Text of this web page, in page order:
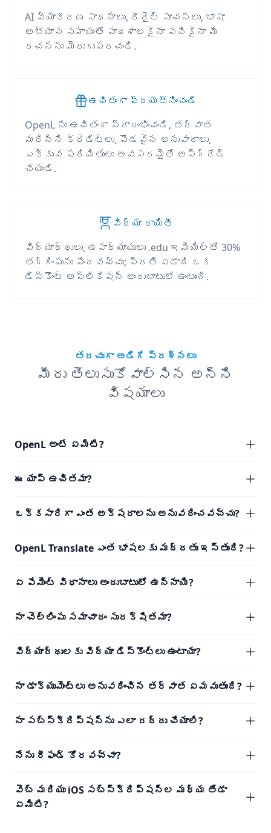
AI వ్యాకరణ సాధనాలు, రీరైట్ సూచనలు, భాషా
అభ్యాస సహాయంతో పాఠశాలకైనా పనికైనా మీ
రచనను మెరుగుపరచండి.
ఉచితంగా ప్రయత్నించండి
OpenL ను ఉచితంగా ప్రారంభించండి, తర్వాత
మరిన్ని క్రెడిట్లు, పొడవైన అనువాదాలు,
ఎక్కువ పరిమితులు అవసరమైతే అప్‌గ్రేడ్
చేయండి.
విద్యా రాయితీ
విద్యార్థులు, ఉపాధ్యాయులు .edu ఇమెయిల్‌తో 30%
తగ్గింపును పొందవచ్చు; ప్రతి ఏడాది ఒక
డిస్కౌంట్ అప్లికేషన్ అందుబాటులో ఉంటుంది.
తరచుగా అడిగే ప్రశ్నలు
మీరు తెలుసుకోవాల్సిన అన్ని
విషయాలు
OpenL అంటే ఏమిటి?
ఈ యాప్ ఉచితమా?
ఒక్కసారిగా ఎంత అక్షరాలను అనువదించవచ్చు?
OpenL Translate ఎంత భాషలకు మద్దతు ఇస్తుంది?
ఏ పేమెంట్ విధానాలు అందుబాటులో ఉన్నాయి?
నా చెల్లింపు సమాచారం సురక్షితమా?
విద్యార్థులకు విద్యా డిస్కౌంట్లు ఉంటాయా?
నా డాక్యుమెంట్లు అనువదించిన తర్వాత ఏమవుతుంది?
నా సబ్‌స్క్రిప్షన్‌ను ఎలా రద్దు చేయాలి?
నేను రీఫండ్ కోరవచ్చా?
వెబ్ మరియు iOS సబ్‌స్క్రిప్షన్‌ల మధ్య తేడా
ఏమిటి?